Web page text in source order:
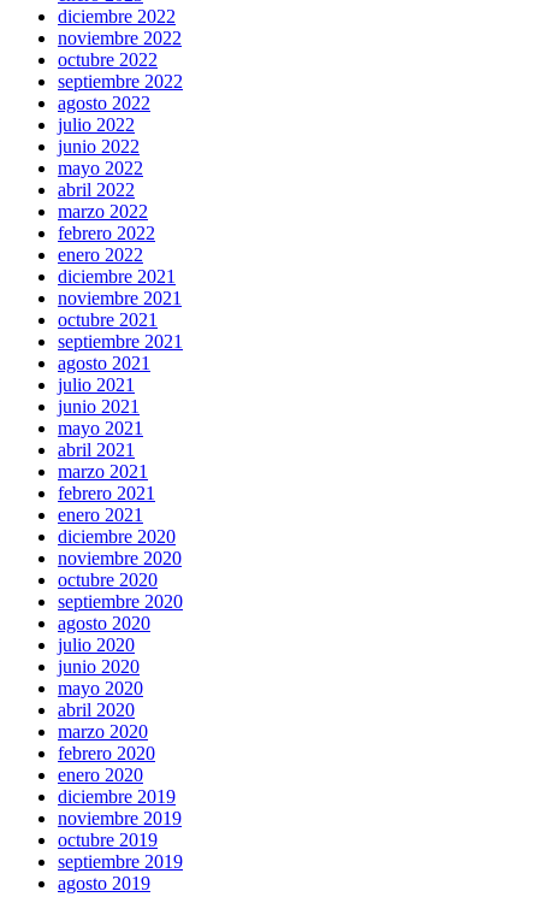
diciembre 2022
noviembre 2022
octubre 2022
septiembre 2022
agosto 2022
julio 2022
junio 2022
mayo 2022
abril 2022
marzo 2022
febrero 2022
enero 2022
diciembre 2021
noviembre 2021
octubre 2021
septiembre 2021
agosto 2021
julio 2021
junio 2021
mayo 2021
abril 2021
marzo 2021
febrero 2021
enero 2021
diciembre 2020
noviembre 2020
octubre 2020
septiembre 2020
agosto 2020
julio 2020
junio 2020
mayo 2020
abril 2020
marzo 2020
febrero 2020
enero 2020
diciembre 2019
noviembre 2019
octubre 2019
septiembre 2019
agosto 2019